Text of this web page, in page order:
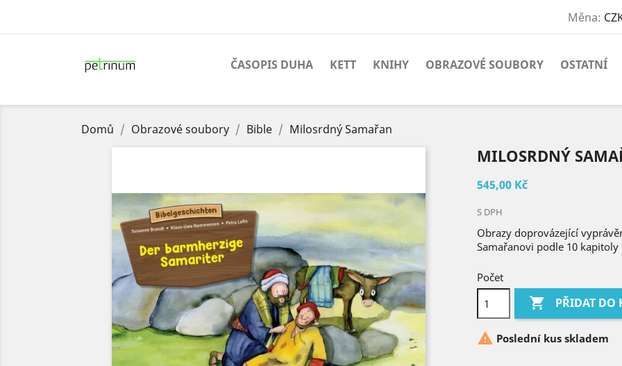
Měna:
ČASOPIS DUHA KETT KNIHY OBRAZOVÉ SOUBORY OSTATNÍ
Domů Obrazové soubory Bible Milosrdný Samařan
MILOSRDNÝ
545,00 Kč
S DPH
Obrazy doprovázející
Samařanovi podle 10 kapitoly
Počet
 PŘIDAT DO
 Poslední kus skladem